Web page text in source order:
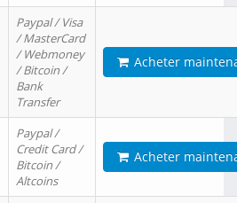
Paypal / Visa
/ MasterCard
/ Webmoney
/ Bitcoin /
Bank
Transfer
Acheter
Paypal /
Credit Card /
Bitcoin /
Altcoins
Acheter